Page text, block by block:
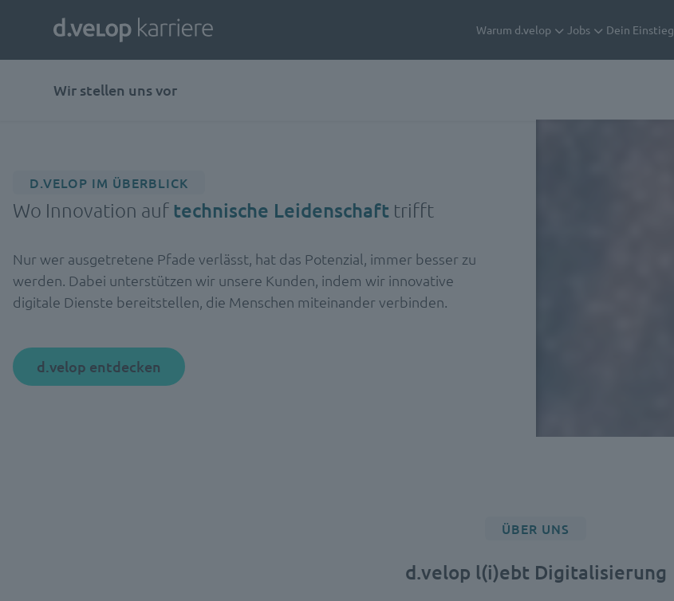
Warum d.velop Jobs Dein Einstieg
Wir stellen uns vor
D.VELOP IM ÜBERBLICK
Wo Innovation auf technische Leidenschaft trifft
Nur wer ausgetretene Pfade verlässt, hat das Potenzial, immer besser zu
werden. Dabei unterstützen wir unsere Kunden, indem wir innovative
digitale Dienste bereitstellen, die Menschen miteinander verbinden.
d.velop entdecken
ÜBER UNS
d.velop l(i)ebt Digitalisierung